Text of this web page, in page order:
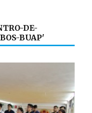
DE-
BUAP'